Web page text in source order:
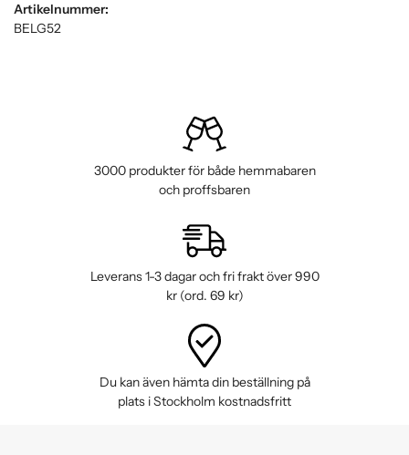
Artikelnummer:
BELG52
3000 produkter för både hemmabaren
och proffsbaren
Leverans 1-3 dagar och fri frakt över 990
kr (ord. 69 kr)
Du kan även hämta din beställning på
plats i Stockholm kostnadsfritt